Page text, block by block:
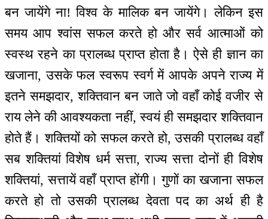
बन जायेंगे ना! विश्व के मालिक बन जायेंगे। लेकिन इस
समय आप श्वांस सफल करते हो और सर्व आत्माओं को
स्वस्थ रहने का प्रालब्ध प्राप्त होता है। ऐसे ही ज्ञान का
खजाना, उसके फल स्वरूप स्वर्ग में आपके अपने राज्य में
इतने समझदार, शक्तिवान बन जाते जो वहाँ कोई वजीर से
राय लेने की आवश्यकता नहीं, स्वयं ही समझदार शक्तिवान
होते हैं। शक्तियों को सफल करते हो, उसकी प्रालब्ध वहाँ
सब शक्तियां विशेष धर्म सत्ता, राज्य सत्ता दोनों ही विशेष
शक्तियां, सत्तायें वहाँ प्राप्त होंगी। गुणों का खजाना सफल
करते हो तो उसकी प्रालब्ध देवता पद का अर्थ ही है